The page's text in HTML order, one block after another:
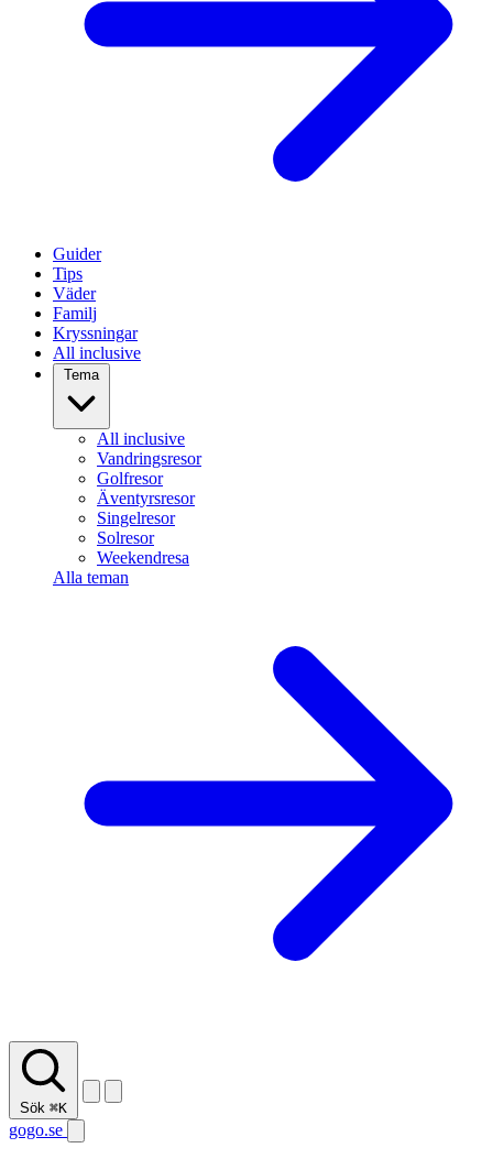
Guider
Tips
Väder
Familj
Kryssningar
All inclusive
Tema
All inclusive
Vandringsresor
Golfresor
Äventyrsresor
Singelresor
Solresor
Weekendresa
Alla teman
Sök ⌘K
gogo.se